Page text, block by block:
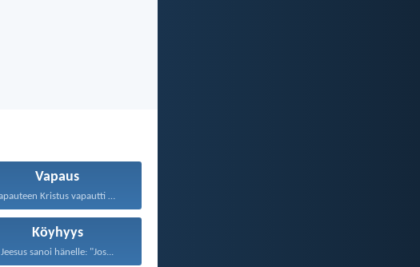
Vapaus
Vapauteen Kristus vapautti meidät...
Köyhyys
Jeesus sanoi hänelle: "Jos...